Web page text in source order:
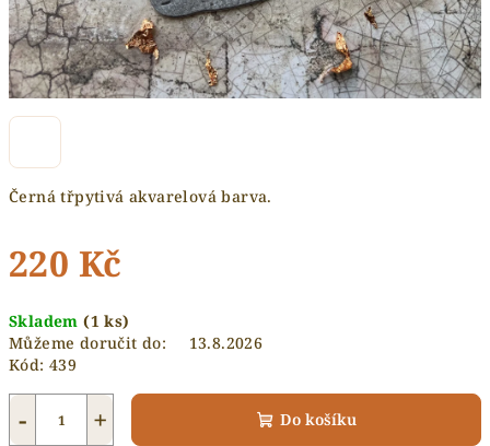
Černá třpytivá akvarelová barva.
220 Kč
cena:
Skladem(1 ks)
Můžeme doručit do:
13.8.2026
Kód: 439
+
− Do košíku